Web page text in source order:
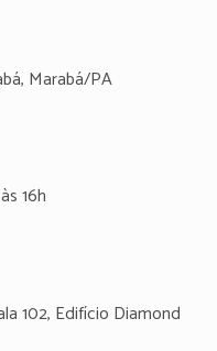
Marabá/PA
16h
102, Edifício Diamond